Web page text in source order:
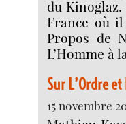
du
France où
Propos de
L’Homme à
Sur L’Ordre
15 novembre